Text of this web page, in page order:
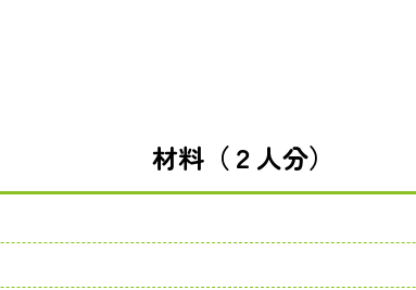
材料（２人分）